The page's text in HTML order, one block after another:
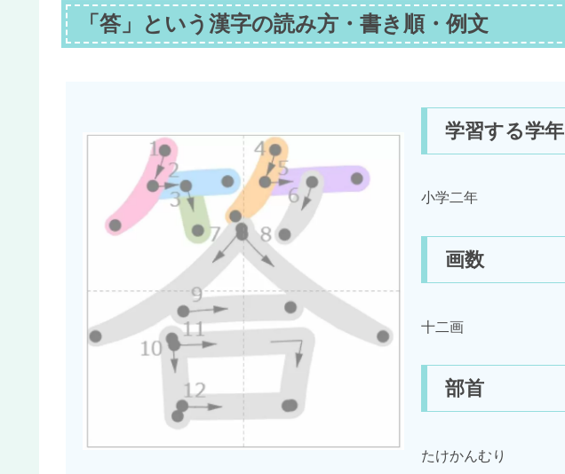
「答」という漢字の読み方・書き順・例文
学習する学年
小学二年
画数
十二画
部首
たけかんむり